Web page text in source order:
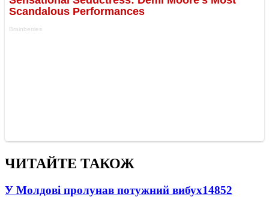
ЧИТАЙТЕ ТАКОЖ
У Молдові пролунав потужний вибух14852